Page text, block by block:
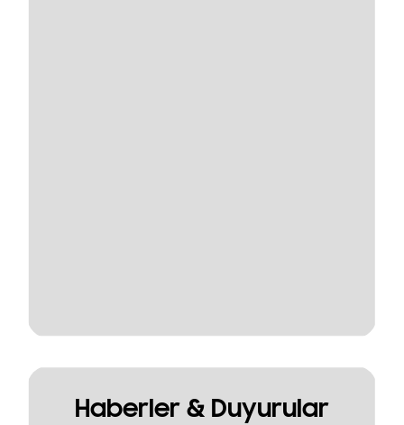
Haberler & Duyurular